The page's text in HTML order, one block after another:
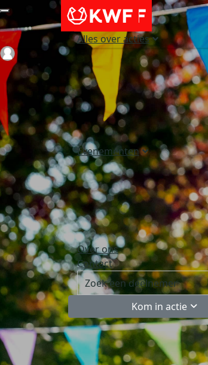
Alles over acties
Evenementen
Over ons
Contact
Kom in actie
Login